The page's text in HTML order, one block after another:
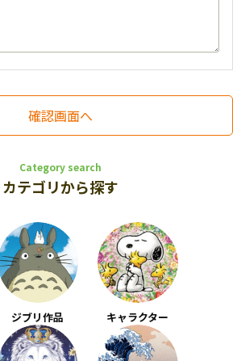
Category search
カテゴリから探す
ジブリ作品 キャラクター